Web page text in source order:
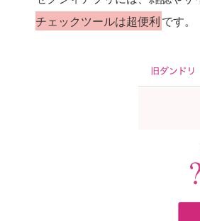
チェックツールは超便利です。